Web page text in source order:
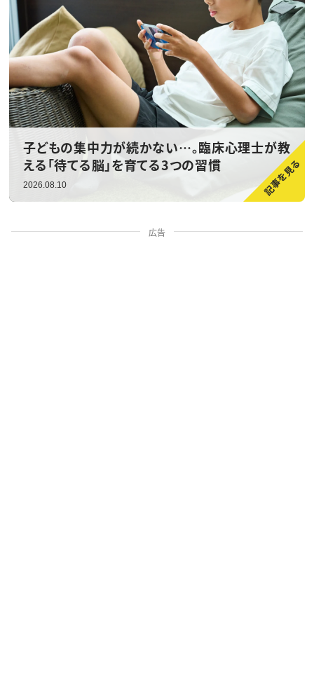
子どもの集中力が続かない…。臨床心理士が教
える「待てる脳」を育てる3つの習慣
2026.08.10
広告